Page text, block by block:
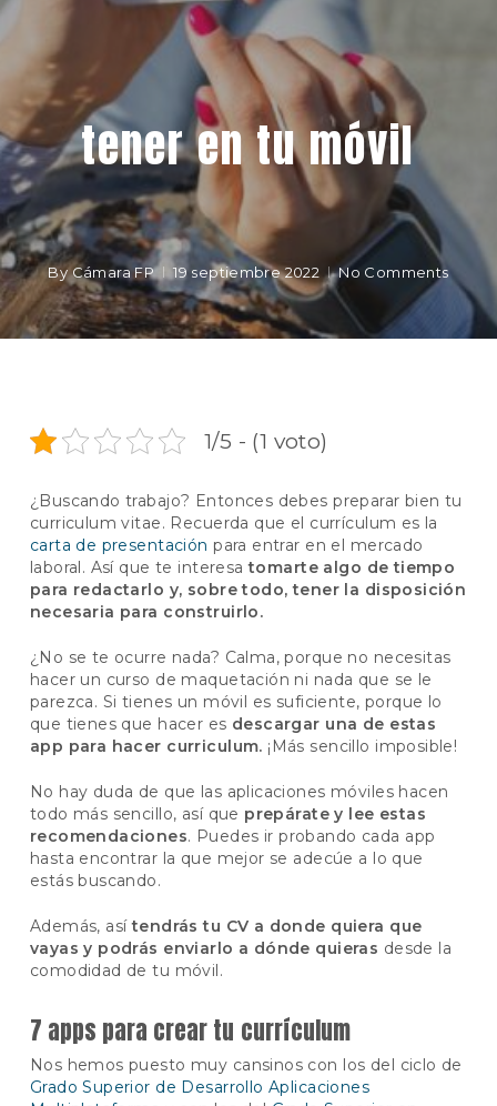
tener en tu móvil
By Cámara FP 19 septiembre 2022 No Comments
1/5 - (1 voto)
¿Buscando trabajo? Entonces debes preparar bien tu
curriculum vitae. Recuerda que el currículum es la
carta de presentación para entrar en el mercado
laboral. Así que te interesa tomarte algo de tiempo
para redactarlo y, sobre todo, tener la disposición
necesaria para construirlo.
¿No se te ocurre nada? Calma, porque no necesitas
hacer un curso de maquetación ni nada que se le
parezca. Si tienes un móvil es suficiente, porque lo
que tienes que hacer es descargar una de estas
app para hacer curriculum. ¡Más sencillo imposible!
No hay duda de que las aplicaciones móviles hacen
todo más sencillo, así que prepárate y lee estas
recomendaciones. Puedes ir probando cada app
hasta encontrar la que mejor se adecúe a lo que
estás buscando.
Además, asítendrás tu CV a donde quiera que
vayas y podrás enviarlo a dónde quieras desde la
comodidad de tu móvil.
7 apps para crear tu currículum
Nos hemos puesto muy cansinos con los del ciclo de
Grado Superior de Desarrollo Aplicaciones